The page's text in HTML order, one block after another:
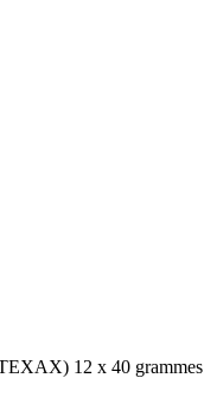
12 x 40 grammes